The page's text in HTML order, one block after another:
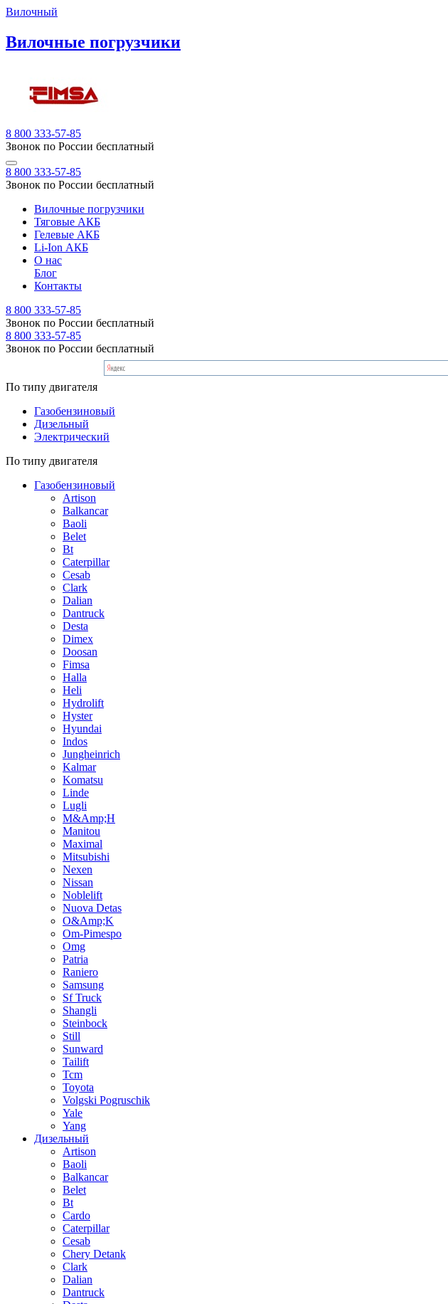
Вилочный
Вилочные погрузчики
8 800 333-57-85
Звонок по России бесплатный
8 800 333-57-85
Звонок по России бесплатный
Вилочные погрузчики
Тяговые АКБ
Гелевые АКБ
Li-Ion АКБ
О нас
Блог
Контакты
8 800 333-57-85
Звонок по России бесплатный
8 800 333-57-85
Звонок по России бесплатный
По типу двигателя
Газобензиновый
Дизельный
Электрический
По типу двигателя
Газобензиновый
Artison
Balkancar
Baoli
Belet
Bt
Caterpillar
Cesab
Clark
Dalian
Dantruck
Desta
Dimex
Doosan
Fimsa
Halla
Heli
Hydrolift
Hyster
Hyundai
Indos
Jungheinrich
Kalmar
Komatsu
Linde
Lugli
M&Amp;H
Manitou
Maximal
Mitsubishi
Nexen
Nissan
Noblelift
Nuova Detas
O&Amp;K
Om-Pimespo
Omg
Patria
Raniero
Samsung
Sf Truck
Shangli
Steinbock
Still
Sunward
Tailift
Tcm
Toyota
Volgski Pogruschik
Yale
Yang
Дизельный
Artison
Baoli
Balkancar
Belet
Bt
Cardo
Caterpillar
Cesab
Chery Detank
Clark
Dalian
Dantruck